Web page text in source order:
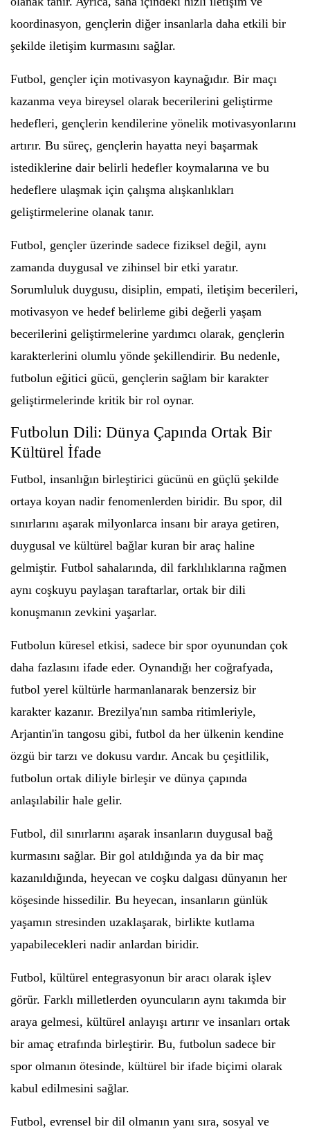
koordinasyon, gençlerin diğer insanlarla daha etkili bir
şekilde iletişim kurmasını sağlar.
Futbol, gençler için motivasyon kaynağıdır. Bir maçı
kazanma veya bireysel olarak becerilerini geliştirme
hedefleri, gençlerin kendilerine yönelik motivasyonlarını
artırır. Bu süreç, gençlerin hayatta neyi başarmak
istediklerine dair belirli hedefler koymalarına ve bu
hedeflere ulaşmak için çalışma alışkanlıkları
geliştirmelerine olanak tanır.
Futbol, gençler üzerinde sadece fiziksel değil, aynı
zamanda duygusal ve zihinsel bir etki yaratır.
Sorumluluk duygusu, disiplin, empati, iletişim becerileri,
motivasyon ve hedef belirleme gibi değerli yaşam
becerilerini geliştirmelerine yardımcı olarak, gençlerin
karakterlerini olumlu yönde şekillendirir. Bu nedenle,
futbolun eğitici gücü, gençlerin sağlam bir karakter
geliştirmelerinde kritik bir rol oynar.
Futbolun Dili: Dünya Çapında Ortak Bir
Kültürel İfade
Futbol, insanlığın birleştirici gücünü en güçlü şekilde
ortaya koyan nadir fenomenlerden biridir. Bu spor, dil
sınırlarını aşarak milyonlarca insanı bir araya getiren,
duygusal ve kültürel bağlar kuran bir araç haline
gelmiştir. Futbol sahalarında, dil farklılıklarına rağmen
aynı coşkuyu paylaşan taraftarlar, ortak bir dili
konuşmanın zevkini yaşarlar.
Futbolun küresel etkisi, sadece bir spor oyunundan çok
daha fazlasını ifade eder. Oynandığı her coğrafyada,
futbol yerel kültürle harmanlanarak benzersiz bir
karakter kazanır. Brezilya'nın samba ritimleriyle,
Arjantin'in tangosu gibi, futbol da her ülkenin kendine
özgü bir tarzı ve dokusu vardır. Ancak bu çeşitlilik,
futbolun ortak diliyle birleşir ve dünya çapında
anlaşılabilir hale gelir.
Futbol, dil sınırlarını aşarak insanların duygusal bağ
kurmasını sağlar. Bir gol atıldığında ya da bir maç
kazanıldığında, heyecan ve coşku dalgası dünyanın her
köşesinde hissedilir. Bu heyecan, insanların günlük
yaşamın stresinden uzaklaşarak, birlikte kutlama
yapabilecekleri nadir anlardan biridir.
Futbol, kültürel entegrasyonun bir aracı olarak işlev
görür. Farklı milletlerden oyuncuların aynı takımda bir
araya gelmesi, kültürel anlayışı artırır ve insanları ortak
bir amaç etrafında birleştirir. Bu, futbolun sadece bir
spor olmanın ötesinde, kültürel bir ifade biçimi olarak
kabul edilmesini sağlar.
Futbol, evrensel bir dil olmanın yanı sıra, sosyal ve